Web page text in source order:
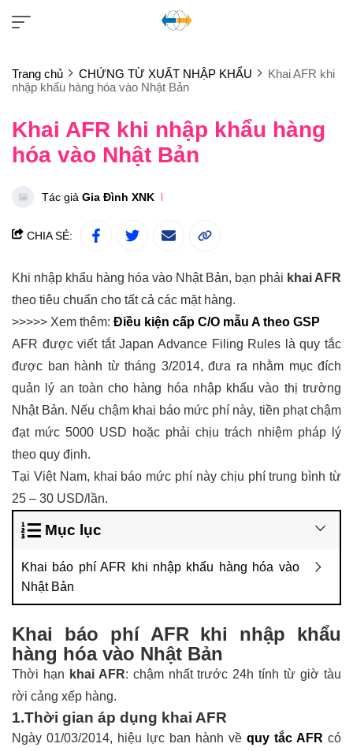
Trang chủ CHỨNG TỪ XUẤT NHẬP KHẨU
Khai AFR khi
nhập khẩu hàng hóa vào Nhật Bản
Khai AFR khi nhập khẩu hàng
hóa vào Nhật Bản
Tác giả Gia Đình XNK
CHIA SẺ:
Khi nhập khẩu hàng hóa vào Nhật Bản, bạn phải khai AFR
theo tiêu chuẩn cho tất cả các mặt hàng.
>>>>> Xem thêm: Điều kiện cấp C/O mẫu A theo GSP
AFR được viết tắt Japan Advance Filing Rules là quy tắc
được ban hành từ tháng 3/2014, đưa ra nhằm mục đích
quản lý an toàn cho hàng hóa nhập khẩu vào thị trường
Nhật Bản. Nếu chậm khai báo mức phí này, tiền phạt chậm
đạt mức 5000 USD hoặc phải chịu trách nhiệm pháp lý
theo quy định.
Tại Việt Nam, khai báo mức phí này chịu phí trung bình từ
25 – 30 USD/lần.
Mục lục
Khai báo phí AFR khi nhập khẩu hàng hóa vào
Nhật Bản
Khai báo phí AFR khi nhập khẩu
hàng hóa vào Nhật Bản
Thời hạn khai AFR: chậm nhất trước 24h tính từ giờ tàu
rời cảng xếp hàng.
1.Thời gian áp dụng khai AFR
Ngày 01/03/2014, hiệu lực ban hành về quy tắc AFR có